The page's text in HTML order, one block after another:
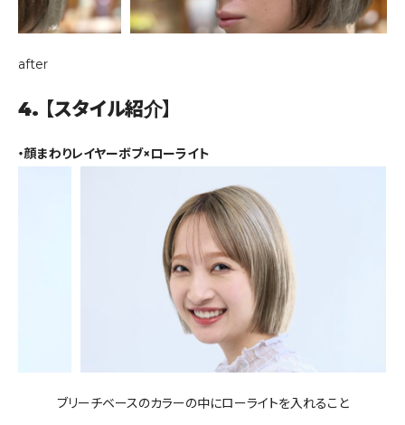
after
4. 【スタイル紹介】
・顔まわりレイヤーボブ×ローライト
ブリーチベースのカラーの中にローライトを入れること